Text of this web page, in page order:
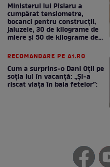
Ministerul lui Pîslaru a
cumpărat tensiometre,
bocanci pentru construcții,
jaluzele, 30 de kilograme de
miere și 50 de kilograme de
RECOMANDARE PE A1.RO
Cum a surprins-o Dani Oțil pe
soția lui în vacanță: „Și-a
riscat viața în baia fetelor”: